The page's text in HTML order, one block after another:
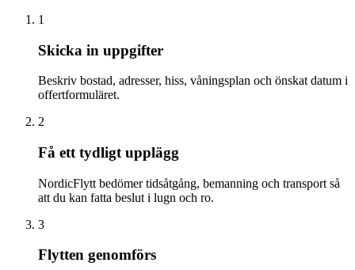
1
Skicka in uppgifter
Beskriv bostad, adresser, hiss, våningsplan och önskat datum i
offertformuläret.
2
Få ett tydligt upplägg
NordicFlytt bedömer tidsåtgång, bemanning och transport så
att du kan fatta beslut i lugn och ro.
3
Flytten genomförs